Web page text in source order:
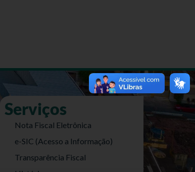
Serviços
Nota Fiscal Eletrônica
e-SIC (Acesso a Informação)
Transparência Fiscal